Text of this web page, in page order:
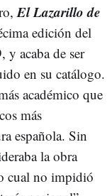
El Lazarillo de
edición del
y acaba de ser
en su catálogo.
académico que
más
española. Sin
la obra
cual no impidió